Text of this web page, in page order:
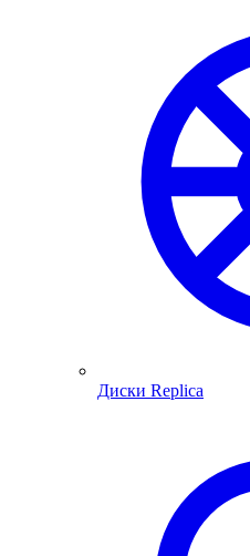
Диски Replica